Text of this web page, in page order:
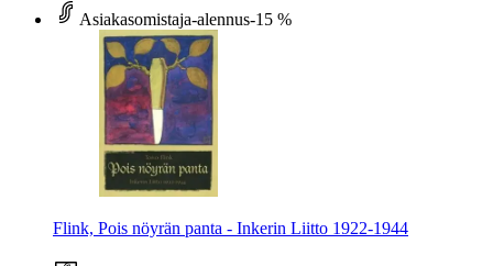
Asiakasomistaja-alennus-15 %
Flink, Pois nöyrän panta - Inkerin Liitto 1922-1944